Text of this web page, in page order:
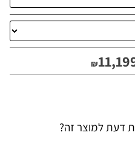
₪
דעת למוצר זה?